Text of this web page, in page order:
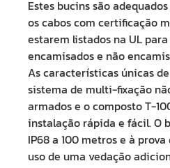
Estes bucins são
os cabos com certificação
estarem listados na UL
encamisados e não
As características únicas de
sistema de multi-fixação
armados e o composto T-
instalação rápida e fácil. O
IP68 a 100 metros e à
uso de uma vedação